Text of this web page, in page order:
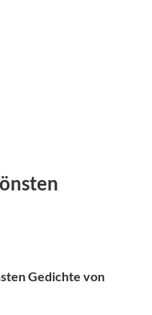
Gedichte von